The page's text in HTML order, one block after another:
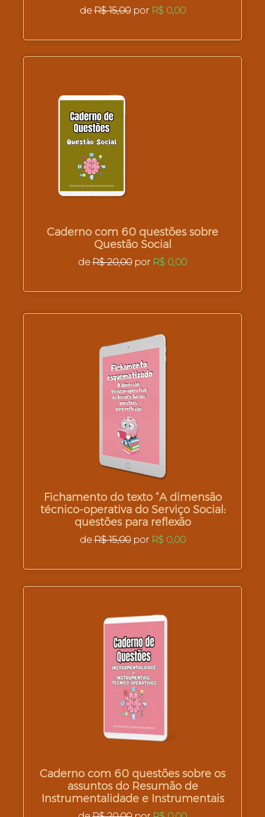
deR$ 15,00por R$ 0,00
Caderno com 60 questões sobre
Questão Social
deR$ 20,00por R$ 0,00
Fichamento do texto “A dimensão
técnico-operativa do Serviço Social:
questões para reflexão
deR$ 15,00por R$ 0,00
Caderno com 60 questões sobre os
assuntos do Resumão de
Instrumentalidade e Instrumentais